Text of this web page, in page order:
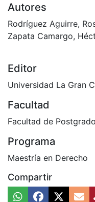
Autores
Rodríguez Aguirre,
Zapata Camargo,
Editor
Universidad La Gran
Facultad
Facultad de
Programa
Maestría en Derecho
Compartir